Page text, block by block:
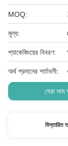
MOQ:
মূল্য:
প্যাকেজিংয়ের বিবরণ:
অর্থ প্রদানের শর্তাবলী:
সেরা দাম
বিস্তারিত